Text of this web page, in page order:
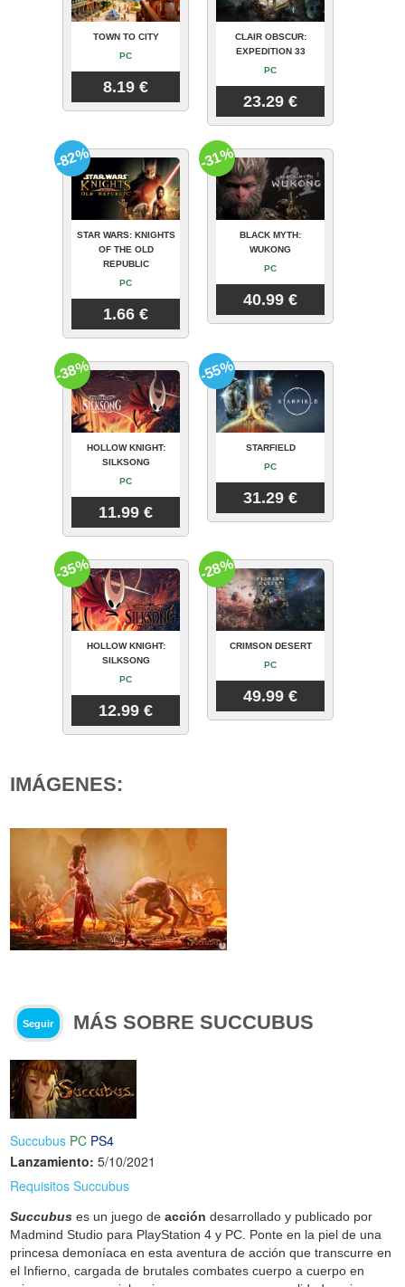
TOWN TO CITY
PC
8.19 €
CLAIR OBSCUR:
EXPEDITION 33
PC
23.29 €
STAR WARS: KNIGHTS
OF THE OLD
REPUBLIC
PC
1.66 €
-82%
BLACK MYTH:
WUKONG
PC
40.99 €
-31%
HOLLOW KNIGHT:
SILKSONG
PC
11.99 €
-38%
STARFIELD
PC
31.29 €
-55%
HOLLOW KNIGHT:
SILKSONG
PC
12.99 €
-35%
CRIMSON DESERT
PC
49.99 €
-28%
IMÁGENES:
Seguir MÁS SOBRE SUCCUBUS
Succubus PC PS4
Lanzamiento: 5/10/2021
Requisitos Succubus
Succubus es un juego deacción desarrollado y publicado por
Madmind Studio para PlayStation 4 y PC. Ponte en la piel de una
princesa demoníaca en esta aventura de acción que transcurre en
el Infierno, cargada de brutales combates cuerpo a cuerpo en